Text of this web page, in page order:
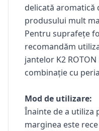
delicată aromatică
produsului mult
Pentru suprafețe
recomandăm
jantelor K2 ROTON
combinație cu
Mod de utilizare:
Înainte de a utiliza
marginea este